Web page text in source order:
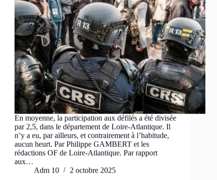
En moyenne, la participation aux défilés a été divisée
par 2,5, dans le département de Loire-Atlantique. Il
n’y a eu, par ailleurs, et contrairement à l’habitude,
aucun heurt. Par Philippe GAMBERT et les
rédactions OF de Loire-Atlantique. Par rapport
aux…
Adm 10
2 octobre 2025